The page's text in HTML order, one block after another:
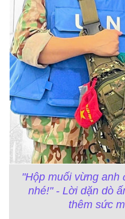
"Hộp muối vừng anh
nhé!" - Lời dặn dò
thêm sức